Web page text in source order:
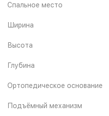
Спальное место
Ширина
Высота
Глубина
Ортопедическое основание
Подъёмный механизм